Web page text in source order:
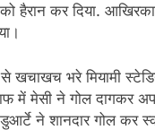
हैरान कर दिया.
खचाखच भरे मियामी
में मेसी ने गोल दागकर
ने शानदार गोल कर